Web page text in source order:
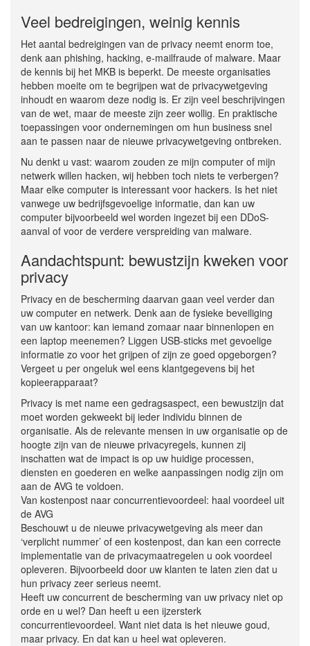
Veel bedreigingen, weinig kennis
Het aantal bedreigingen van de privacy neemt enorm toe,
denk aan phishing, hacking, e-mailfraude of malware. Maar
de kennis bij het MKB is beperkt. De meeste organisaties
hebben moeite om te begrijpen wat de privacywetgeving
inhoudt en waarom deze nodig is. Er zijn veel beschrijvingen
van de wet, maar de meeste zijn zeer wollig. En praktische
toepassingen voor ondernemingen om hun business snel
aan te passen naar de nieuwe privacywetgeving ontbreken.
Nu denkt u vast: waarom zouden ze mijn computer of mijn
netwerk willen hacken, wij hebben toch niets te verbergen?
Maar elke computer is interessant voor hackers. Is het niet
vanwege uw bedrijfsgevoelige informatie, dan kan uw
computer bijvoorbeeld wel worden ingezet bij een DDoS-
aanval of voor de verdere verspreiding van malware.
Aandachtspunt: bewustzijn kweken voor
privacy
Privacy en de bescherming daarvan gaan veel verder dan
uw computer en netwerk. Denk aan de fysieke beveiliging
van uw kantoor: kan iemand zomaar naar binnenlopen en
een laptop meenemen? Liggen USB-sticks met gevoelige
informatie zo voor het grijpen of zijn ze goed opgeborgen?
Vergeet u per ongeluk wel eens klantgegevens bij het
kopieerapparaat?
Privacy is met name een gedragsaspect, een bewustzijn dat
moet worden gekweekt bij ieder individu binnen de
organisatie. Als de relevante mensen in uw organisatie op de
hoogte zijn van de nieuwe privacyregels, kunnen zij
inschatten wat de impact is op uw huidige processen,
diensten en goederen en welke aanpassingen nodig zijn om
aan de AVG te voldoen.
Van kostenpost naar concurrentievoordeel: haal voordeel uit
de AVG
Beschouwt u de nieuwe privacywetgeving als meer dan
‘verplicht nummer’ of een kostenpost, dan kan een correcte
implementatie van de privacymaatregelen u ook voordeel
opleveren. Bijvoorbeeld door uw klanten te laten zien dat u
hun privacy zeer serieus neemt.
Heeft uw concurrent de bescherming van uw privacy niet op
orde en u wel? Dan heeft u een ijzersterk
concurrentievoordeel. Want niet data is het nieuwe goud,
maar privacy. En dat kan u heel wat opleveren.